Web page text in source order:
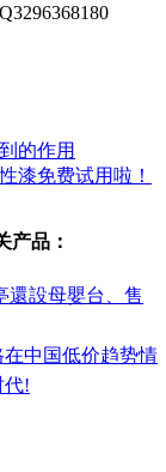
的作用
漆免费试用啦！
产品：
還設母嬰台、售
中国低价趋势情
代!